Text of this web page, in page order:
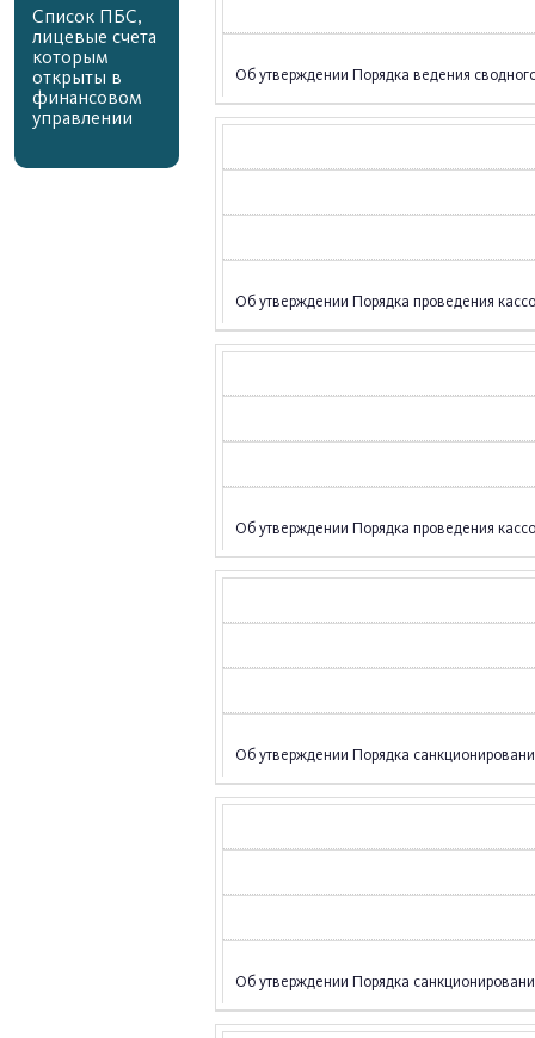
Список ПБС,
лицевые счета
которым
открыты в
финансовом
управлении
Об утверждении Порядка ведения
Об утверждении Порядка проведения
Об утверждении Порядка проведения
Об утверждении Порядка
Об утверждении Порядка